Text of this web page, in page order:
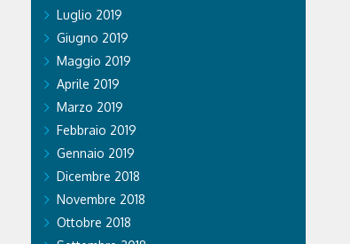
Luglio 2019
Giugno 2019
Maggio 2019
Aprile 2019
Marzo 2019
Febbraio 2019
Gennaio 2019
Dicembre 2018
Novembre 2018
Ottobre 2018